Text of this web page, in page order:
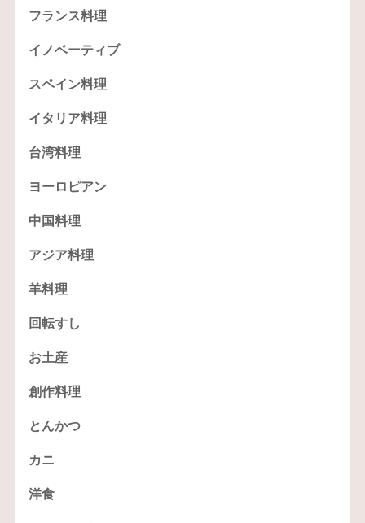
フランス料理
イノベーティブ
スペイン料理
イタリア料理
台湾料理
ヨーロピアン
中国料理
アジア料理
羊料理
回転すし
お土産
創作料理
とんかつ
カニ
洋食